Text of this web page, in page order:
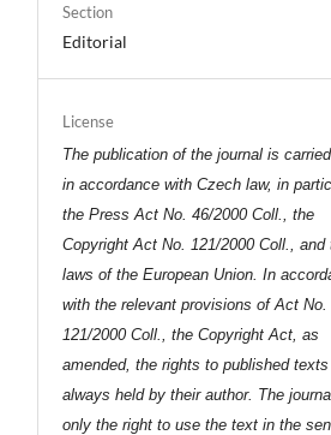
Section
Editorial
License
The publication of the journal is
in accordance with Czech law, in
the Press Act No. 46/2000 Coll., the
Copyright Act No. 121/2000 Coll., and
laws of the European Union. In
with the relevant provisions of Act No.
121/2000 Coll., the Copyright Act, as
amended, the rights to published texts
always held by their author. The
only the right to use the text in the